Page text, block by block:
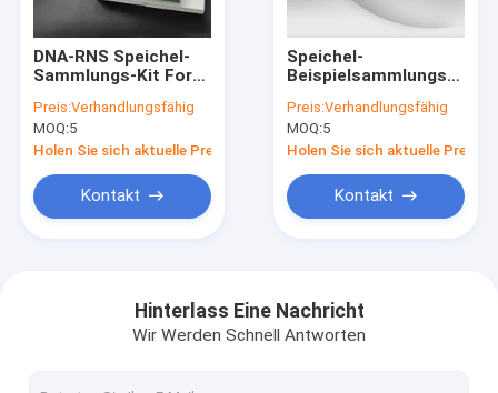
DNA-RNS Speichel-
Sammlungs-Kit For
Samples-gebundenes
Buch, kundengerecht
Preis:Verhandlungsfähig
MOQ:5
Holen Sie sich aktuelle Preis
Kontakt
Speichel-
Beispielsammlungs-
das Sammeln des
Speichel-
Beispieltaschenbuchs,
kundengerecht
Preis:Verhandlungsfähig
MOQ:5
Holen Sie sich aktuelle Preis
Kontakt
Hinterlass Eine Nachricht
Wir Werden Schnell Antworten